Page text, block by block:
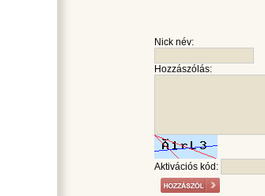
Nick név:
Hozzászólás:
Aktivációs kód: